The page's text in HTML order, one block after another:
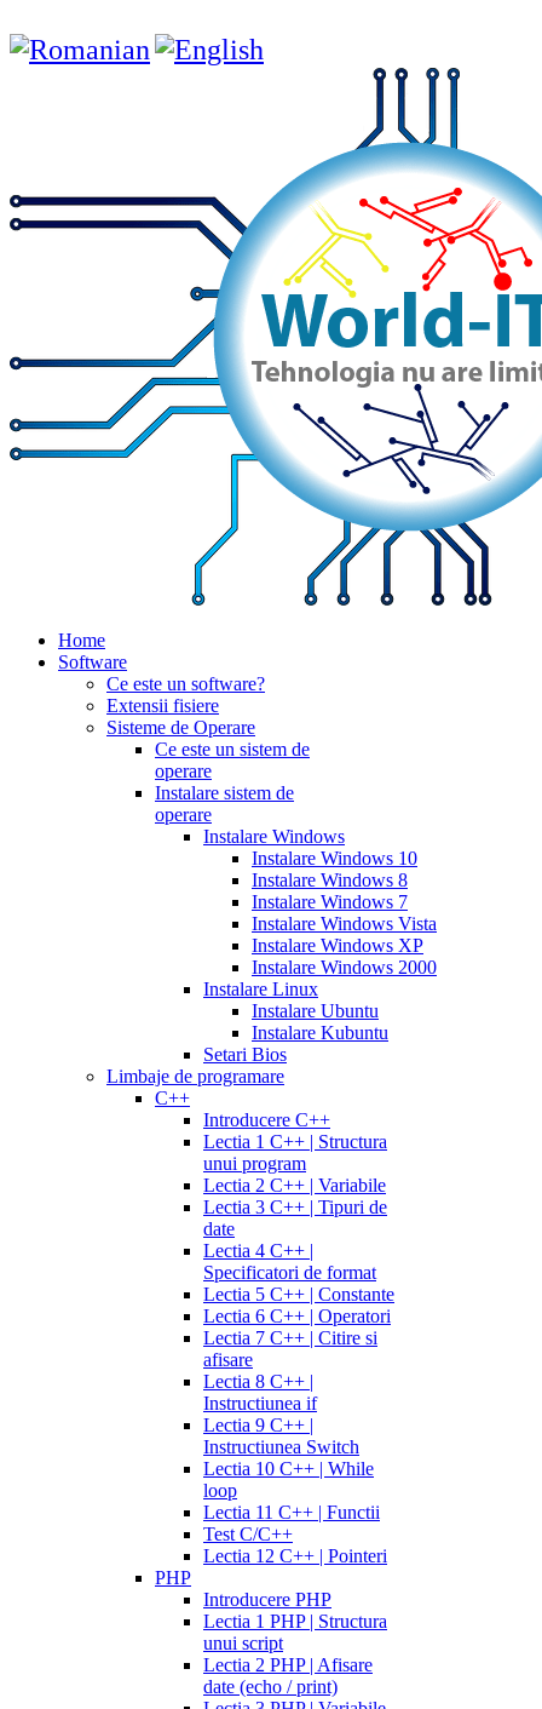
Home
Software
Ce este un software?
Extensii fisiere
Sisteme de Operare
Ce este un sistem de
operare
Instalare sistem de
operare
Instalare Windows
Instalare Windows 10
Instalare Windows 8
Instalare Windows 7
Instalare Windows Vista
Instalare Windows XP
Instalare Windows 2000
Instalare Linux
Instalare Ubuntu
Instalare Kubuntu
Setari Bios
Limbaje de programare
C++
Introducere C++
Lectia 1 C++ | Structura
unui program
Lectia 2 C++ | Variabile
Lectia 3 C++ | Tipuri de
date
Lectia 4 C++ |
Specificatori de format
Lectia 5 C++ | Constante
Lectia 6 C++ | Operatori
Lectia 7 C++ | Citire si
afisare
Lectia 8 C++ |
Instructiunea if
Lectia 9 C++ |
Instructiunea Switch
Lectia 10 C++ | While
loop
Lectia 11 C++ | Functii
Test C/C++
Lectia 12 C++ | Pointeri
PHP
Introducere PHP
Lectia 1 PHP | Structura
unui script
Lectia 2 PHP | Afisare
date (echo / print)